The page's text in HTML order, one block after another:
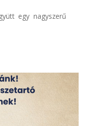
egy nagyszerű